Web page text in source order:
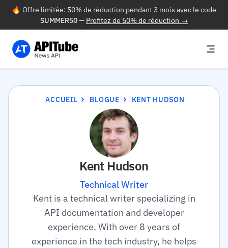
🔥 Offre limitée: 50% de réduction pendant 3 mois avec le code
SUMMER50— Profitez de 50% de réduction →
ACCUEIL BLOGUE KENT HUDSON
Kent Hudson
Technical Writer
Kent is a technical writer specializing in
API documentation and developer
experience. With over 8 years of
experience in the tech industry, he helps